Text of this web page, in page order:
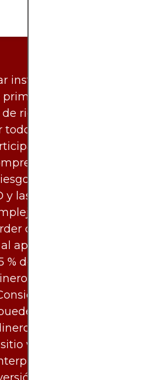
instrumentos
y otros activos,
riesgo. Existe la
el capital
en estas
asociados.
y las criptomonedas
y conllevan un
dinero
apalancamiento.
de los inversores
al negociar con
si entiende su
asumir el alto
web y los servicios
como